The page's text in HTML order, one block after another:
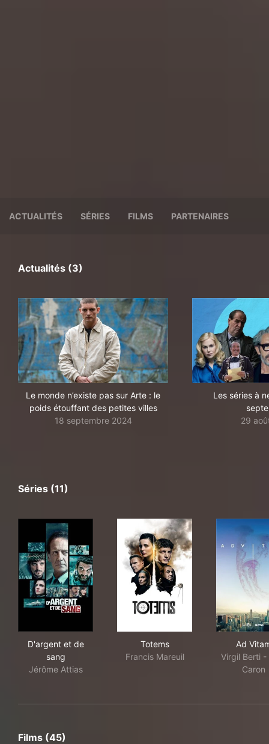
ACTUALITÉS SÉRIES FILMS PARTENAIRES
Actualités (3)
Le monde n’existe pas sur Arte : le
poids étouffant des petites villes
18 septembre 2024
Les séries à
29
Séries (11)
D'argent et de
sang
Jérôme Attias
Totems
Francis Mareuil
Ad
Virgil Berti -
Caron
Films (45)